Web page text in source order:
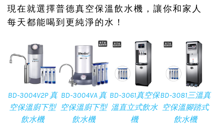
現在就選擇普德真空保溫飲水機，讓你和家人
每天都能喝到更純淨的水！
BD-3004V2P 真
空保溫廚下型
飲水機
BD-3004VA 真
空保溫廚下型
飲水機
BD-3061真空保
溫直立式飲水
機
BD-3081三溫真
空保溫腳踏式
飲水機